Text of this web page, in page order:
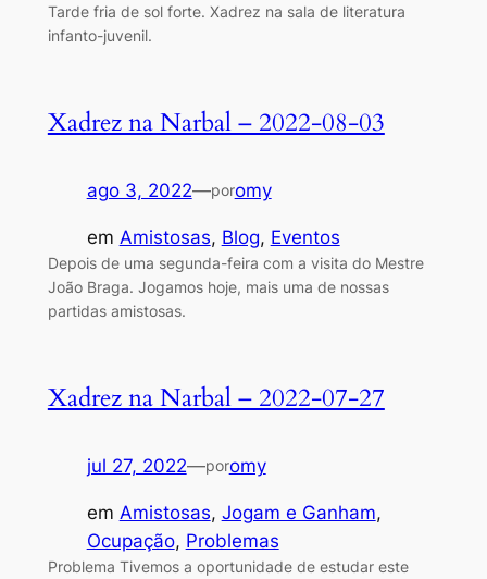
Tarde fria de sol forte. Xadrez na sala de literatura
infanto-juvenil.
Xadrez na Narbal – 2022-08-03
ago 3, 2022—poromy
em Amistosas, Blog, Eventos
Depois de uma segunda-feira com a visita do Mestre
João Braga. Jogamos hoje, mais uma de nossas
partidas amistosas.
Xadrez na Narbal – 2022-07-27
jul 27, 2022—poromy
em Amistosas, Jogam e Ganham
Ocupação, Problemas
Problema Tivemos a oportunidade de estudar este